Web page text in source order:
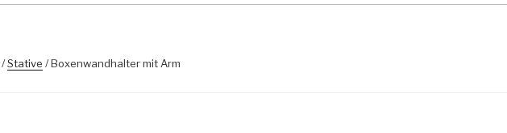
/Stative / Boxenwandhalter mit Arm